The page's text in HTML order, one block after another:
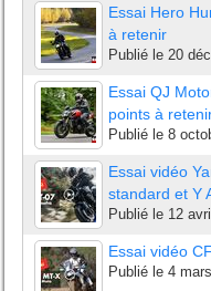
Essai Hero
à retenir
Publié le 20
Essai QJ
points à
Publié le 8
Essai vidéo
standard et Y
Publié le 12
Essai vidéo
Publié le 4